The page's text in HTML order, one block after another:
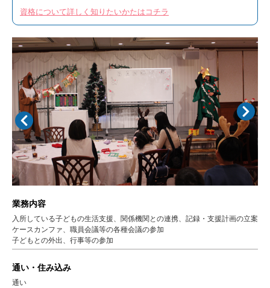
資格について詳しく知りたいかたはコチラ
業務内容
入所している子どもの生活支援、関係機関との連携、記録・支援計画の立案
ケースカンファ、職員会議等の各種会議の参加
子どもとの外出、行事等の参加
通い・住み込み
通い